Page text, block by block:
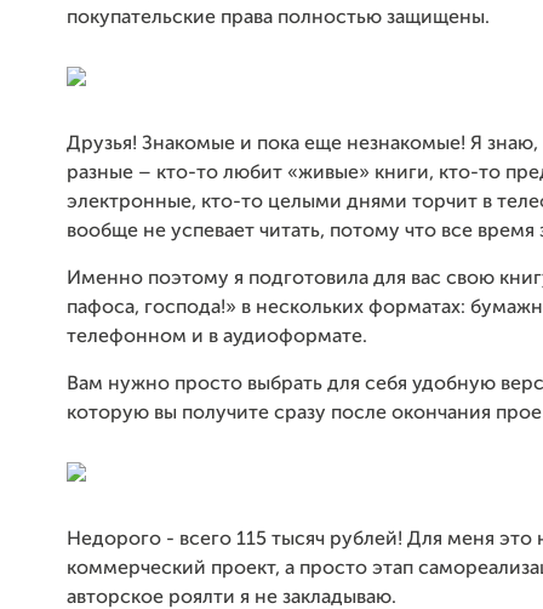
покупательские права полностью защищены.
Друзья! Знакомые и пока еще незнакомые! Я знаю,
разные – кто-то любит «живые» книги, кто-то
электронные, кто-то целыми днями торчит в
вообще не успевает читать, потому что все время
Именно поэтому я подготовила для вас свою
пафоса, господа!» в нескольких форматах:
телефонном и в аудиоформате.
Вам нужно просто выбрать для себя удобную
которую вы получите сразу после окончания
Недорого - всего 115 тысяч рублей! Для меня это
коммерческий проект, а просто этап
авторское роялти я не закладываю.